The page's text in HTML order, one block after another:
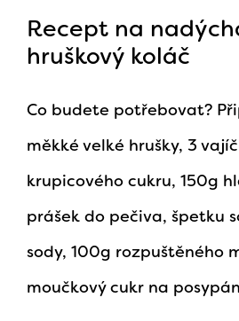
Recept na
hruškový koláč
Co budete potřebovat?
měkké velké hrušky, 3
krupicového cukru, 150g
prášek do pečiva, špetku
sody, 100g rozpuštěného
moučkový cukr na